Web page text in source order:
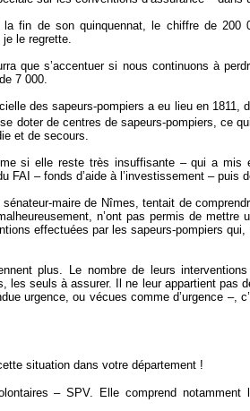
fin de son quinquennat, le chiffre de
le regrette.
que s’accentuer si nous continuons à
7 000.
des sapeurs-pompiers a eu lieu en
doter de centres de sapeurs-pompiers, ce
et de secours.
si elle reste très insuffisante – qui a mis
– fonds d’aide à l’investissement – puis
maire de Nîmes, tentait de
n’ont pas permis de
effectuées par les sapeurs-pompiers
plus. Le nombre de leurs
seuls à assurer. Il ne leur appartient pas
urgence, ou vécues comme d’urgence
situation dans votre département !
– SPV. Elle comprend